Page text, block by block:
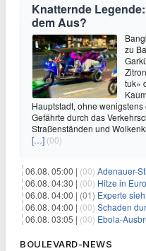
Knatternde
dem Aus?
zu
tuk»
Hauptstadt, ohne
Gefährte durch das
Straßenständen und
[…] (00)
06.08. 05:00 | (00) Adenauer-
06.08. 04:30 | (00) Hitze in
06.08. 04:00 | (01) Experte sieht
06.08. 04:00 | (00) Schaden
06.08. 03:05 | (00) Ebola-Ausbruch: Steigende
BOULEVARD-NEWS